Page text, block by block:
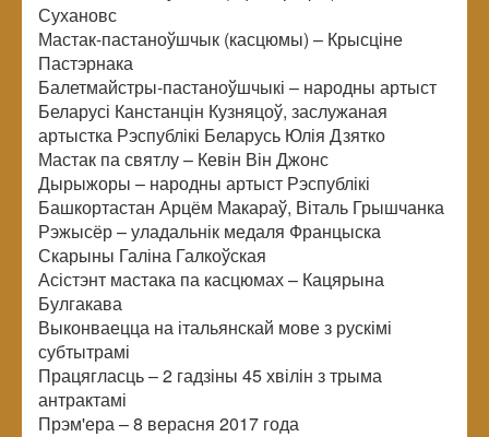
Сухановс
Мастак-пастаноўшчык (касцюмы) – Крысціне
Пастэрнака
Балетмайстры-пастаноўшчыкі – народны артыст
Беларусі Канстанцін Кузняцоў, заслужаная
артыстка Рэспублікі Беларусь Юлія Дзятко
Мастак па святлу – Кевін Він Джонс
Дырыжоры – народны артыст Рэспублікі
Башкортастан Арцём Макараў, Віталь Грышчанка
Рэжысёр – уладальнік медаля Францыска
Скарыны Галіна Галкоўская
Асістэнт мастака па касцюмах – Кацярына
Булгакава
Выконваецца на італьянскай мове з рускімі
субтытрамі
Працягласць – 2 гадзіны 45 хвілін з трыма
антрактамі
Прэм'ера – 8 верасня 2017 года